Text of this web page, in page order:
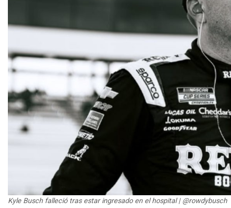
Kyle Busch falleció tras estar ingresado en el hospital | @rowdybusch